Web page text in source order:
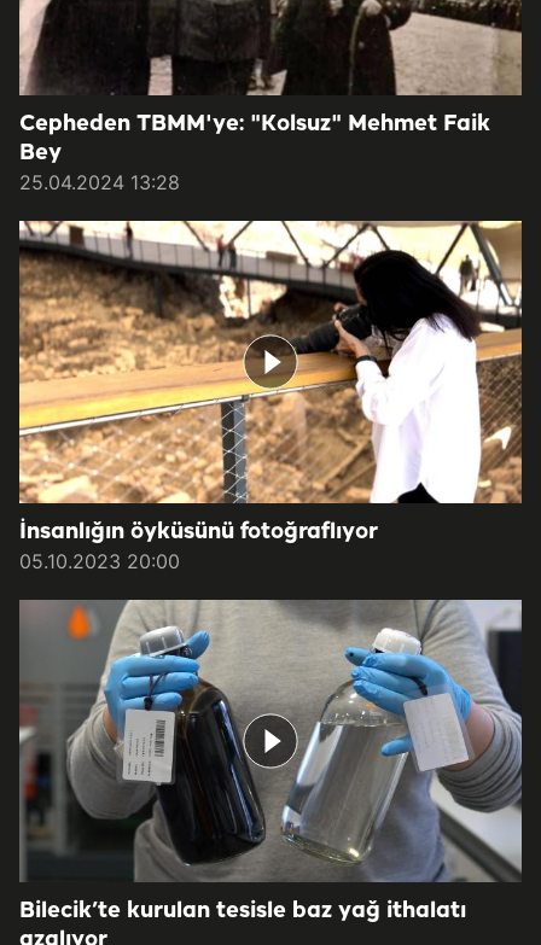
Cepheden TBMM'ye: "Kolsuz" Mehmet Faik
Bey
25.04.2024 13:28
İnsanlığın öyküsünü fotoğraflıyor
05.10.2023 20:00
Bilecik’te kurulan tesisle baz yağ ithalatı
azalıyor